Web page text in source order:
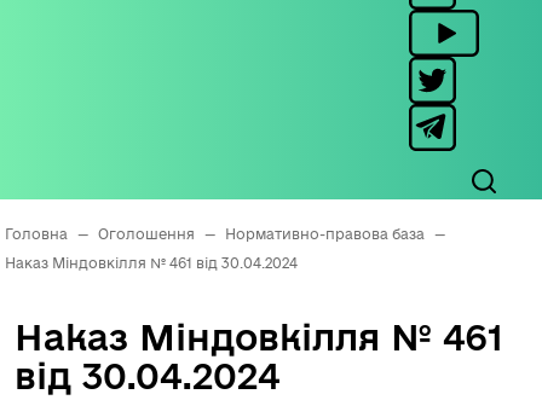
Головна — Оголошення — Нормативно-правова база
—
Наказ Міндовкілля № 461 від 30.04.2024
Наказ Міндовкілля № 461
від 30.04.2024